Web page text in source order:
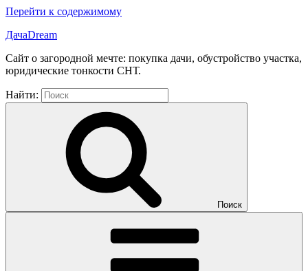
Перейти к содержимому
ДачаDream
Сайт о загородной мечте: покупка дачи, обустройство участка,
юридические тонкости СНТ.
Найти:
Поиск